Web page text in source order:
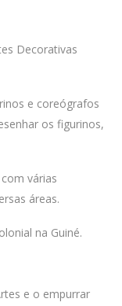
Decorativas
e coreógrafos
os figurinos,
várias
áreas.
na Guiné.
e o empurrar